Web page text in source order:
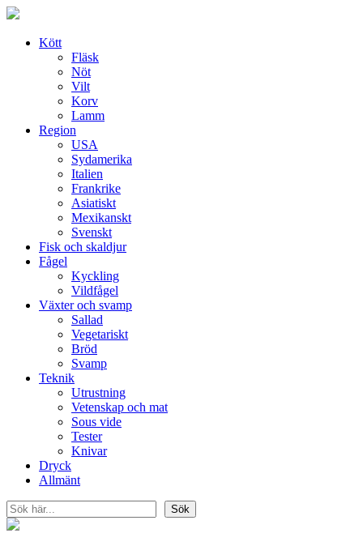
Skip
contentKött
Fläsk
Nöt
Vilt
Korv
Lamm
Region
USA
Sydamerika
Italien
Frankrike
Asiatiskt
Mexikanskt
Svenskt
Fisk och skaldjur
Fågel
Kyckling
Vildfågel
Växter och svamp
Sallad
Vegetariskt
Bröd
Svamp
Teknik
Utrustning
Vetenskap och mat
Sous vide
Tester
Knivar
Dryck
Allmänt
Sök
Sök